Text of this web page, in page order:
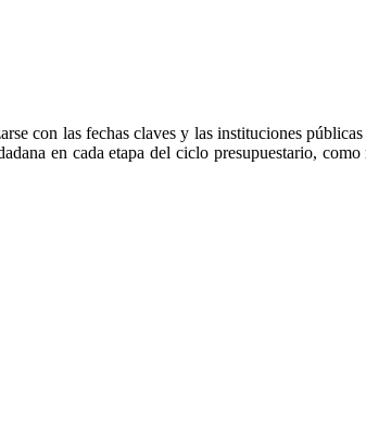
con las fechas claves y las instituciones
en cada etapa del ciclo presupuestario, como